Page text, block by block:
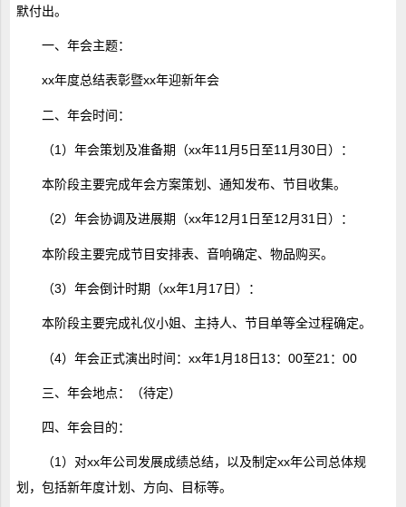
默付出。
一、年会主题：
xx年度总结表彰暨xx年迎新年会
二、年会时间：
（1）年会策划及准备期（xx年11月5日至11月30日）：
本阶段主要完成年会方案策划、通知发布、节目收集。
（2）年会协调及进展期（xx年12月1日至12月31日）：
本阶段主要完成节目安排表、音响确定、物品购买。
（3）年会倒计时期（xx年1月17日）：
本阶段主要完成礼仪小姐、主持人、节目单等全过程确定。
（4）年会正式演出时间：xx年1月18日13：00至21：00
三、年会地点：（待定）
四、年会目的：
（1）对xx年公司发展成绩总结，以及制定xx年公司总体规
划，包括新年度计划、方向、目标等。